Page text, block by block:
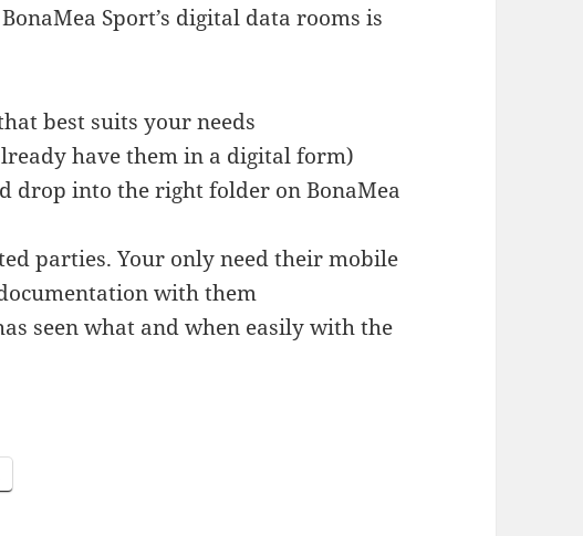
Sport’s digital data rooms is
best suits your needs
have them in a digital form)
drop into the right folder on BonaMea
parties. Your only need their mobile
with them
seen what and when easily with the